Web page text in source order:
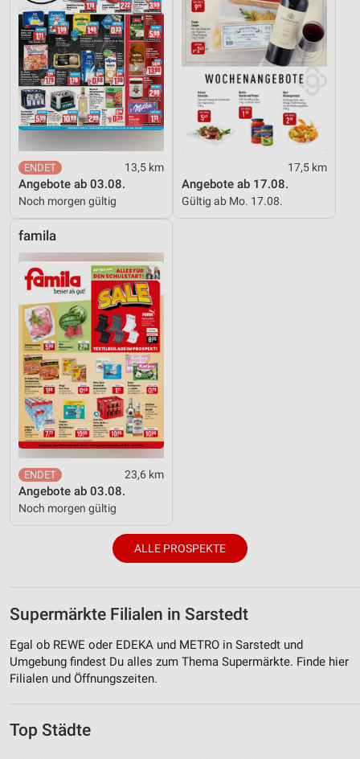
13,5 km
Angebote ab 03.08.
Noch morgen gültig
17,5 km
Angebote ab 17.08.
Gültig ab Mo. 17.08.
famila
23,6 km
Angebote ab 03.08.
Noch morgen gültig
ALLE PROSPEKTE
Supermärkte Filialen in Sarstedt
Egal ob REWE oder EDEKA und METRO in Sarstedt und
Umgebung findest Du alles zum Thema Supermärkte. Finde hier
Filialen und Öffnungszeiten.
Top Städte